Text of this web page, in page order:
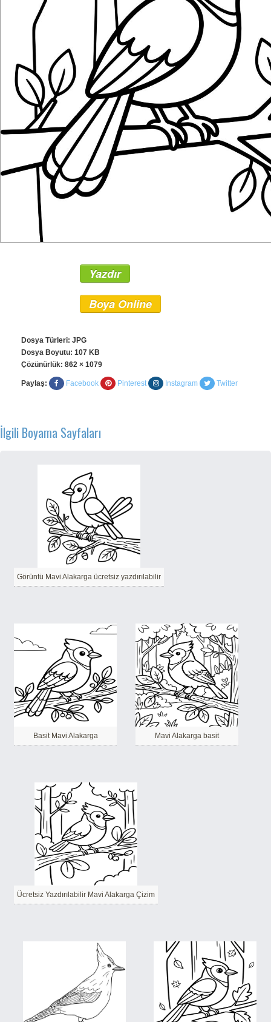
Yazdır
Boya Online
Dosya Türleri: JPG
Dosya Boyutu: 107 KB
Çözünürlük: 862 × 1079
Paylaş: Facebook Pinterest Instagram Twitter
İlgili Boyama Sayfaları
Görüntü Mavi Alakarga ücretsiz yazdırılabilir
Basit Mavi Alakarga Mavi Alakarga basit
Ücretsiz Yazdırılabilir Mavi Alakarga Çizim